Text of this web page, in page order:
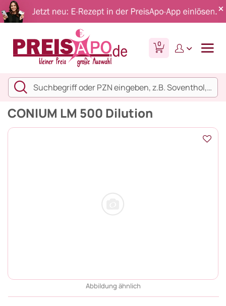
0
CONIUM LM 500 Dilution
Abbildung ähnlich